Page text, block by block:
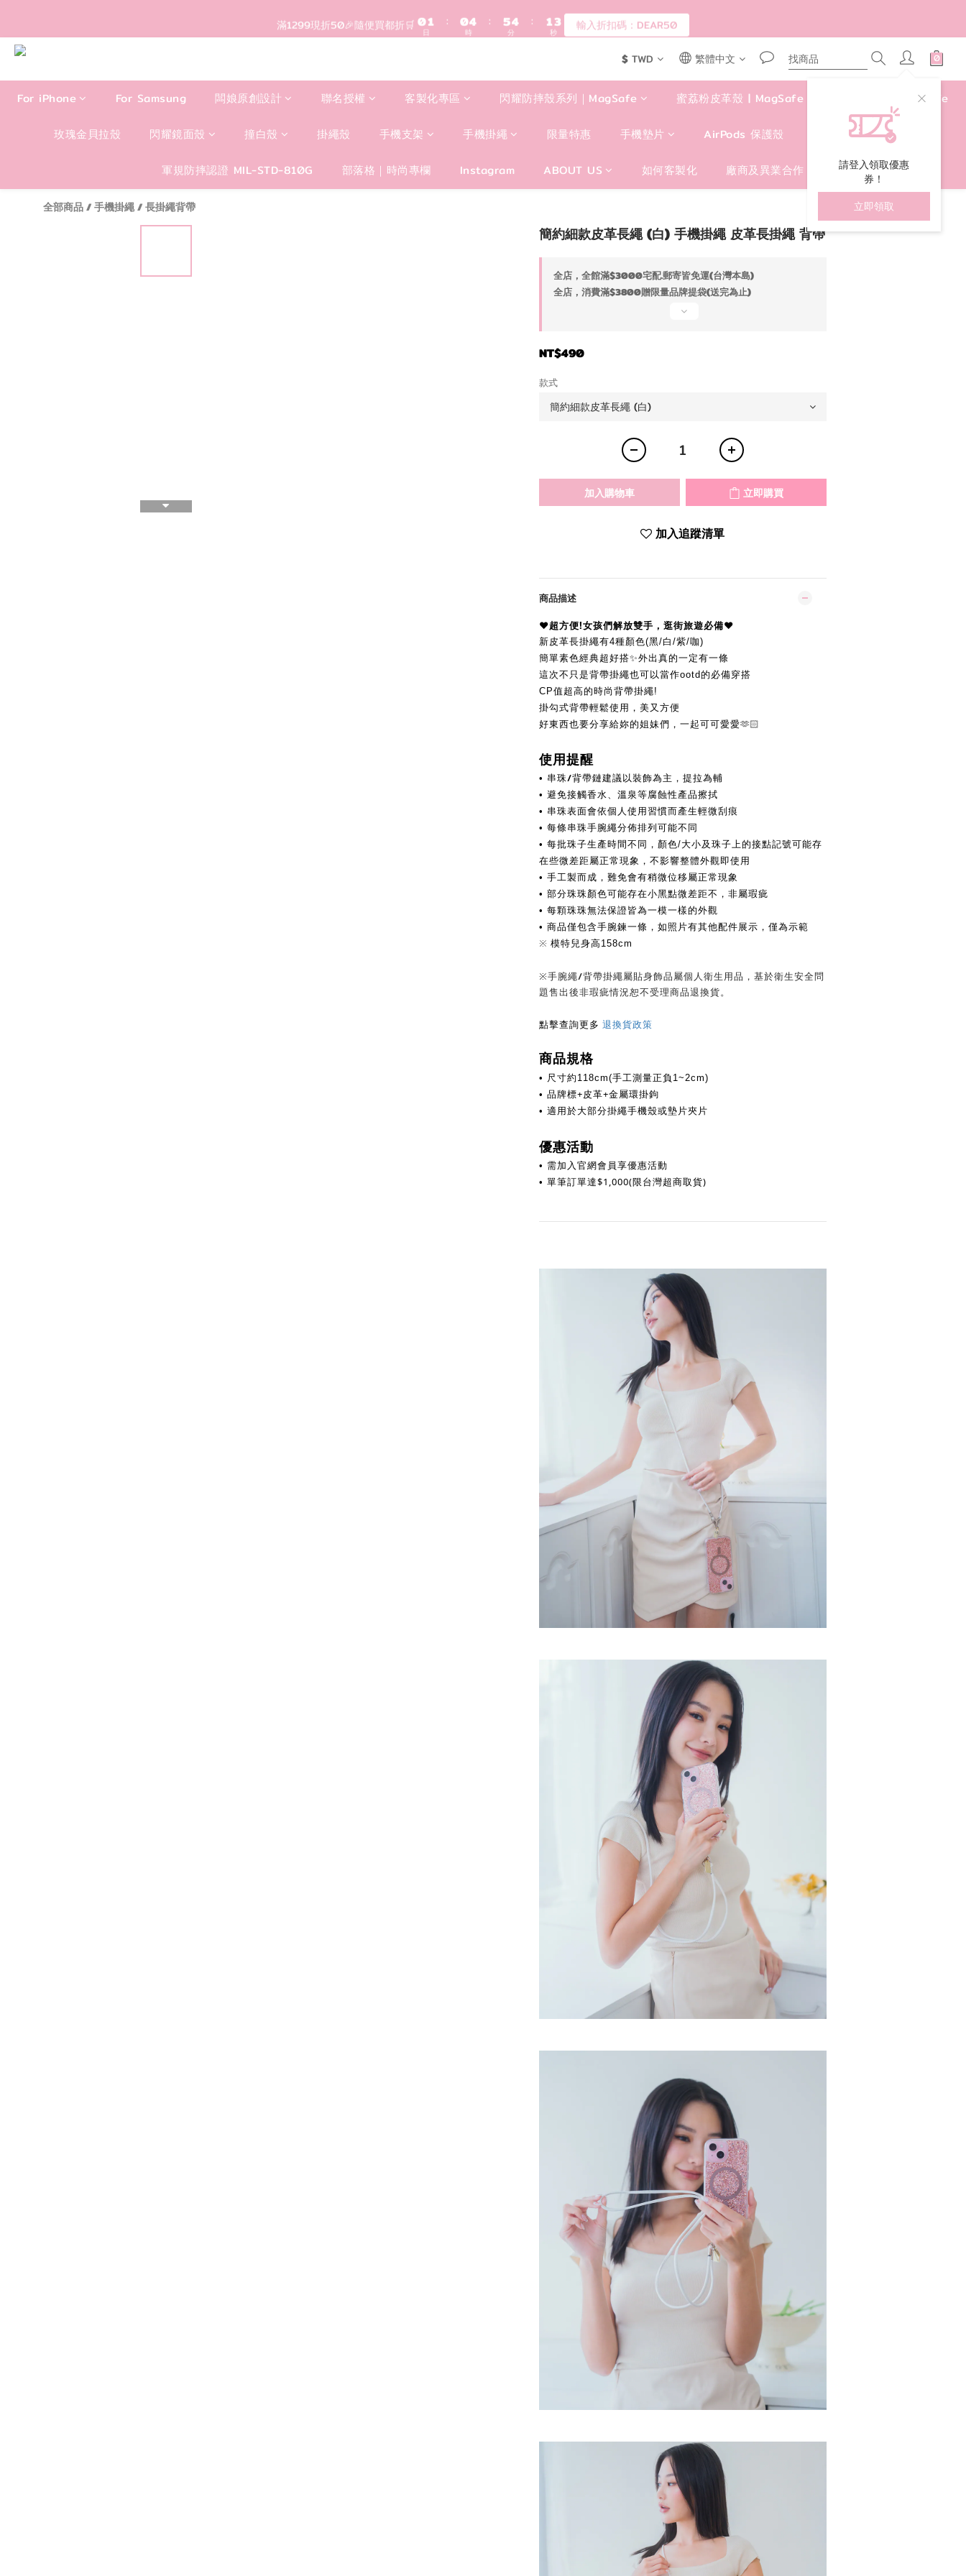
登入會員滿$1200超取免運 - 輸入折扣碼：DEAR20
滿1299現折50🎉隨便買都折🛒 01
0
日
04
3
0
時
5
4
1
0
4
3
0
分
1
0
2
1
秒 輸入折扣碼：DEAR50
登入會員滿$1200超取免運 - 輸入折扣碼：DEAR20
$ TWD 繁體中文
請登入領取優惠
券！
立即領取
For iPhone For Samsung 闆娘原創設計 聯名授權 客製化專區 閃耀防摔殼系列｜MagSafe 蜜荔粉皮革殼 | MagSafe 四角好掛殼 | MagSafe
玫瑰金貝拉殼 閃耀鏡面殼 撞白殼 掛繩殼 手機支架 手機掛繩 限量特惠 手機墊片 AirPods 保護殼 包包/手提袋/卡套
軍規防摔認證 MIL-STD-810G 部落格｜時尚專欄 Instagram ABOUT US 如何客製化 廠商及異業合作
全部商品/手機掛繩/長掛繩背帶
簡約細款皮革長繩 (白) 手機掛繩 皮革長掛繩 背帶
全店，全館滿$3000宅配.郵寄皆免運(台灣本島)
全店，消費滿$3800贈限量品牌提袋(送完為止)
NT$490
款式
加入購物車 立即購買
加入追蹤清單
商品描述
♥︎超方便!女孩們解放雙手，逛街旅遊必備♥︎
新皮革長掛繩有4種顏色(黑/白/紫/咖)
簡單素色經典超好搭✨外出真的一定有一條
這次不只是背帶掛繩也可以當作ootd的必備穿搭
CP值超高的時尚背帶掛繩!
掛勾式背帶輕鬆使用，美又方便
好東西也要分享給妳的姐妹們，一起可可愛愛🫶🏻
使用提醒
• 串珠/背帶鏈建議以裝飾為主， 提拉為輔
• 避免接觸香水、溫泉等腐蝕性產品擦拭
• 串珠表面會依個人使用習慣而產生輕微刮痕
• 每條串珠手腕繩分佈排列可能不同
• 每批珠子生產時間不同，顏色/大小及珠子上的接點記號可能存
在些微差距屬正常現象，不影響整體外觀即使用
• 手工製而成，難免會有稍微位移屬正常現象
• 部分珠珠顏色可能存在小黑點微差距不，非屬瑕疵
• 每顆珠珠無法保證皆為一模一樣的外觀
• 商品僅包含手腕鍊一條，如照片有其他配件展示，僅為示範
※ 模特兒身高158cm
※手腕繩/背帶掛繩屬貼身飾品屬個人衛生用品， 基於衛生安全問
題售出後非瑕疵情況恕不受理商品退換貨。
點擊查詢更多 退換貨政策
商品規格
• 尺寸約118cm(手工測量正負1~2cm)
• 品牌標+皮革+金屬環掛鉤
• 適用於大部分掛繩手機殼或墊片夾片
優惠活動
• 需加入官網會員享優惠活動
• 單筆訂單達$1,000(限台灣超商取貨)
立即購買